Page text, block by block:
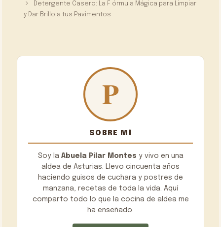
Detergente Casero: La F órmula Mágica para Limpiar
y Dar Brillo a tus Pavimentos
SOBRE MÍ
Soy la Abuela Pilar Montes y vivo en una
aldea de Asturias. Llevo cincuenta años
haciendo guisos de cuchara y postres de
manzana, recetas de toda la vida. Aquí
comparto todo lo que la cocina de aldea me
ha enseñado.